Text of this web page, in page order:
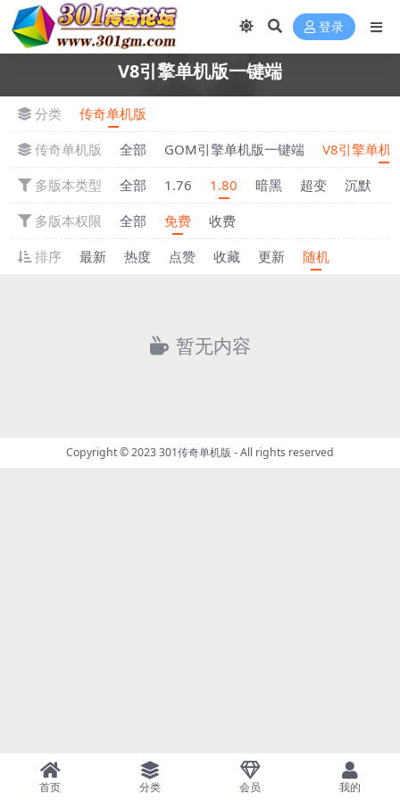
登录
V8引擎单机版一键端
分类
传奇单机版
传奇单机版
全部 GOM引擎单机版一键端
V8引擎单机
多版本类型
全部 1.76 1.80 暗黑 超变 沉默
多版本权限
全部 免费
收费
排序
最新 热度 点赞 收藏 更新 随机
暂无内容
Copyright © 2023301传奇单机版 - All rights reserved
首页 分类 会员 我的